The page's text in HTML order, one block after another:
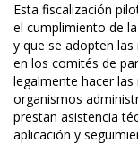
Esta fiscalización
el cumplimiento de
y que se adopten
en los comités de
legalmente hacer
organismos
prestan asistencia
aplicación y